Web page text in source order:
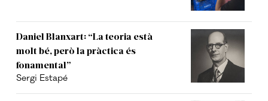
Daniel Blanxart: “La teoria està
molt bé, però la pràctica és
fonamental”
Sergi Estapé